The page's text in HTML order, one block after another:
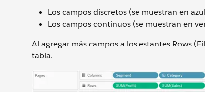
Los campos discretos (se muestran en
Los campos continuos (se muestran en
Al agregar más campos a los estantes Rows
tabla.